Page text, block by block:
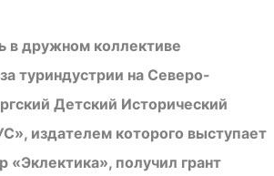
в дружном коллективе
туриндустрии на Северо-
Детский Исторический
издателем которого выступает
«Эклектика», получил грант